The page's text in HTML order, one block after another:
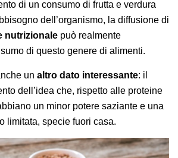
di un consumo di frutta e verdura
dell’organismo, la diffusione di
nutrizionale può realmente
di questo genere di alimenti.
un altro dato interessante: il
dell’idea che, rispetto alle proteine
un minor potere saziante e una
limitata, specie fuori casa.